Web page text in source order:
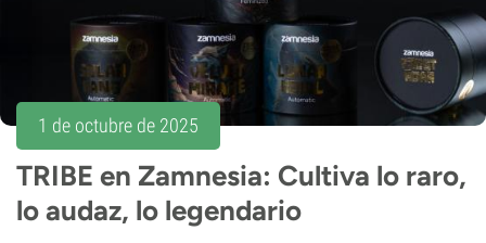
1 de octubre de 2025
TRIBE en Zamnesia: Cultiva lo raro,
lo audaz, lo legendario